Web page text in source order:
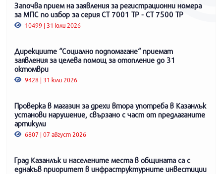
Започва прием на заявления за регистрационни номера
за МПС по избор за серия СТ 7001 ТР - СТ 7500 ТР
10499 | 31 юли 2026
Дирекциите “Социално подпомагане“ приемат
заявления за целева помощ за отопление до 31
октомври
9428 | 31 юли 2026
Проверка в магазин за дрехи втора употреба в Казанлък
установи нарушение, свързано с част от предлаганите
артикули
6807 | 07 август 2026
Град Казанлък и населените места в общината са с
еднакъв приоритет в инфраструктурните инвестиции